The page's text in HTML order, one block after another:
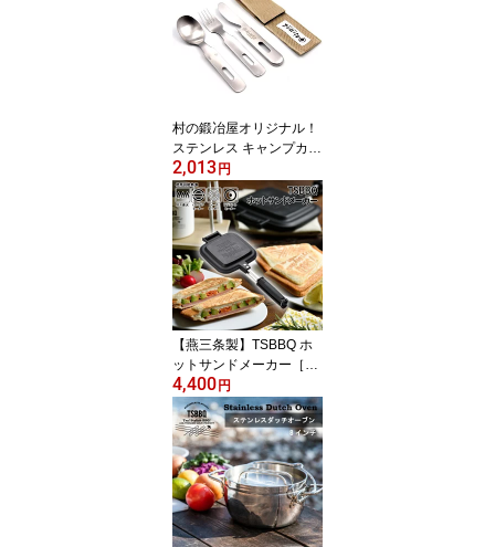
ントラーメンの調理兼食
器にも
村の鍛冶屋オリジナル！
ステンレス キャンプカト
ラリー 3本セット ケース
付［MK-7663］＜燕三条
製｜村の鍛冶屋＞ナイフ
の中にスプーン・フォー
クが収納できてコンパク
トなカトラリーセット！
専用ケース付！【送料無
料！】
2,013円
【燕三条製】TSBBQ ホ
ットサンドメーカー［TS
BBQ-004］耳がくっつい
て中身がでにくい！分離
するのでフライパンにな
るし洗いやすい！ 累計1
00000個突破！ホットサ
ンド倶楽部、toiroさん、
モモ母さんのブログで紹
介炭火・ラジエントO
K！IH不可
4,400円